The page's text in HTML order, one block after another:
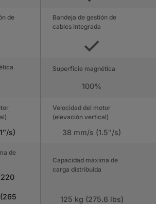
de
Bandeja de gestión de
cables integrada
Superficie magnética
100%
s)
Velocidad del motor
(elevación vertical)
38 mm/s (1.5″/s)
de
Capacidad máxima de
carga distribuida
125 kg (275.6 lbs)